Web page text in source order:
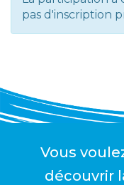
pas d'inscription
Vous
découvrir